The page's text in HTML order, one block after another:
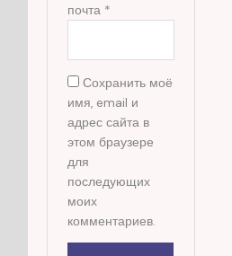
почта *
Сохранить моё
имя, email и
адрес сайта в
этом браузере
для
последующих
моих
комментариев.